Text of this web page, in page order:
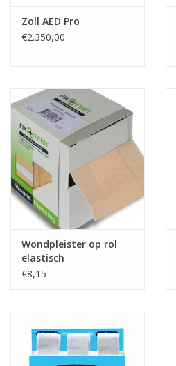
Zoll AED Pro
€2.350,00
Wondpleister op rol
elastisch
€8,15